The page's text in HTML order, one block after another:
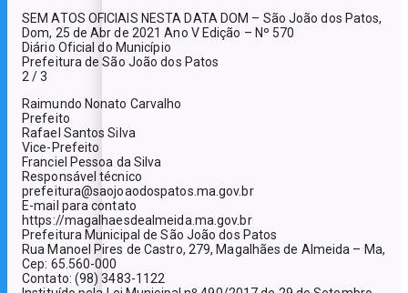
SEM ATOS OFICIAIS NESTA DATA DOM – São João dos Patos,
Dom, 25 de Abr de 2021 Ano V Edição – Nº 570
Diário Oficial do Município
Prefeitura de São João dos Patos
2 / 3
Raimundo Nonato Carvalho
Prefeito
Rafael Santos Silva
Vice-Prefeito
Franciel Pessoa da Silva
Responsável técnico
prefeitura@saojoaodospatos.ma.gov.br
E-mail para contato
https://magalhaesdealmeida.ma.gov.br
Prefeitura Municipal de São João dos Patos
Rua Manoel Pires de Castro, 279, Magalhães de Almeida – Ma,
Cep: 65.560-000
Contato: (98) 3483-1122